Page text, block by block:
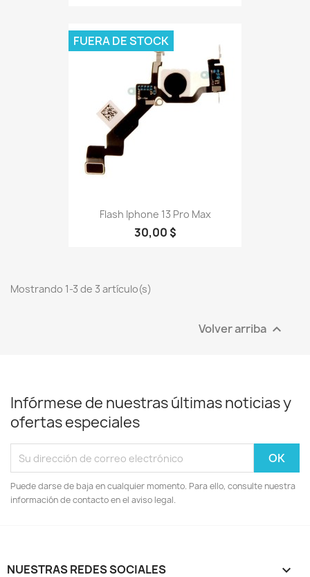
Flash Iphone 13 Pro Max
30,00 $
FUERA DE STOCK
Mostrando 1-3 de 3 artículo(s)
Volver arriba 
Infórmese de nuestras últimas noticias y
ofertas especiales
Puede darse de baja en cualquier momento. Para ello, consulte nuestra
información de contacto en el aviso legal.
NUESTRAS REDES SOCIALES 